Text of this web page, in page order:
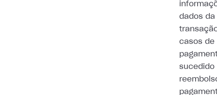
dados da
casos de
sucedido